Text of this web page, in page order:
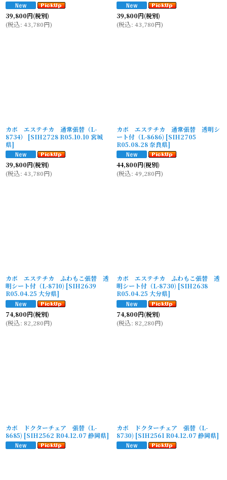
39,800円(税別)
(税込: 43,780円)
39,800円(税別)
(税込: 43,780円)
カボ エステチカ 通常張替（L-
8734）
[SIH2728 R05.10.10 宮城
県]
39,800円(税別)
(税込: 43,780円)
カボ エステチカ 通常張替 透明シ
ート付（L-8686) [SIH2705
R05.08.28 奈良県]
44,800円(税別)
(税込: 49,280円)
カボ エステチカ ふわもこ張替 透
明シート付（L-8710) [SIH2639
R05.04.25 大分県]
74,800円(税別)
(税込: 82,280円)
カボ エステチカ ふわもこ張替 透
明シート付（L-8730) [SIH2638
R05.04.25 大分県]
74,800円(税別)
(税込: 82,280円)
カボ ドクターチェア 張替（L-
8685) [SIH2562 R04.12.07 静岡県]
カボ ドクターチェア 張替（L-
8730) [SIH2561 R04.12.07 静岡県]